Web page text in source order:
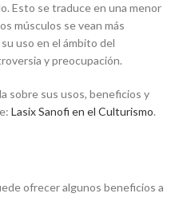
Esto se traduce en una menor
músculos se vean más
uso en el ámbito del
y preocupación.
sobre sus usos, beneficios y
Lasix Sanofi en el Culturismo.
ofrecer algunos beneficios a